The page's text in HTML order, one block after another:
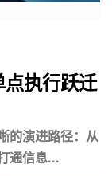
执行跃迁
的演进路径：从
通信息...